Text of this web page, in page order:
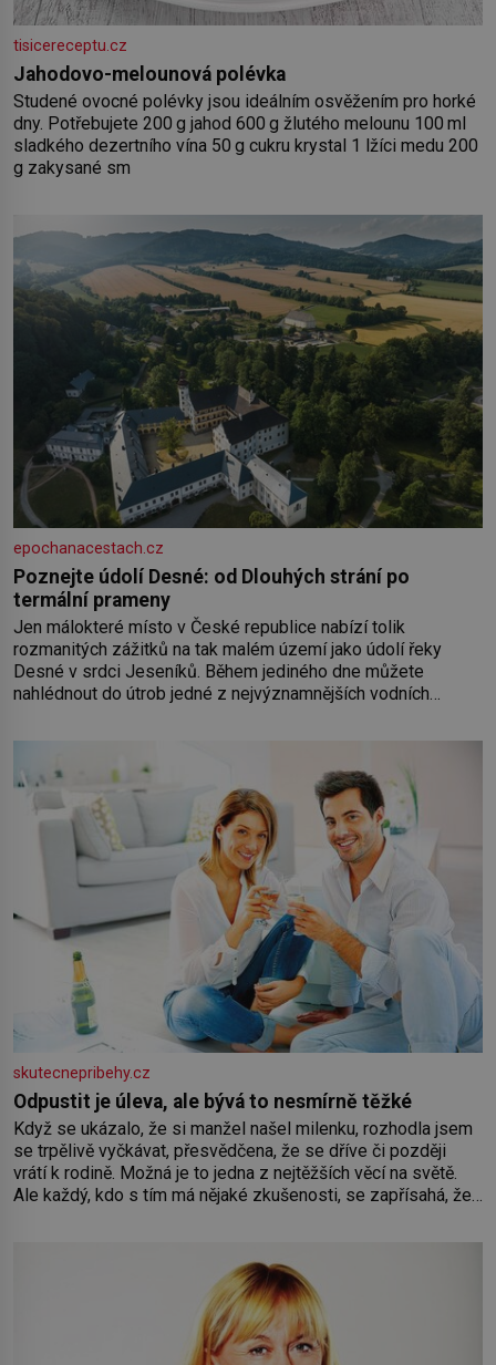
tisicereceptu.cz
Jahodovo-melounová polévka
Studené ovocné polévky jsou ideálním osvěžením pro horké
dny. Potřebujete 200 g jahod 600 g žlutého melounu 100 ml
sladkého dezertního vína 50 g cukru krystal 1 lžíci medu 200
g zakysané sm
epochanacestach.cz
Poznejte údolí Desné: od Dlouhých strání po
termální prameny
Jen málokteré místo v České republice nabízí tolik
rozmanitých zážitků na tak malém území jako údolí řeky
Desné v srdci Jeseníků. Během jediného dne můžete
nahlédnout do útrob jedné z nejvýznamnějších vodních
koloběžce a den zakončit poznáváním památek ve Velkých
skutecnepribehy.cz
Odpustit je úleva, ale bývá to nesmírně těžké
Když se ukázalo, že si manžel našel milenku, rozhodla jsem
se trpělivě vyčkávat, přesvědčena, že se dříve či později
vrátí k rodině. Možná je to jedna z nejtěžších věcí na světě.
Ale každý, kdo s tím má nějaké zkušenosti, se zapřísahá, že